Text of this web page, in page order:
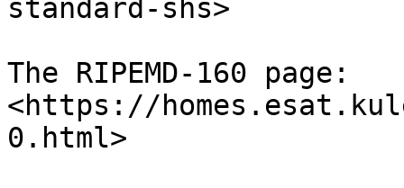
standard-shs>
The RIPEMD-160 page:
<https://
0.html>